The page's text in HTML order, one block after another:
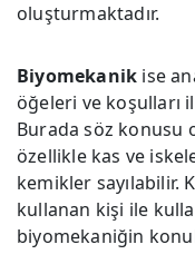
oluşturmaktadır.
Biyomekanik ise
öğeleri ve koşulları
Burada söz konusu
özellikle kas ve
kemikler sayılabilir.
kullanan kişi ile
biyomekaniğin